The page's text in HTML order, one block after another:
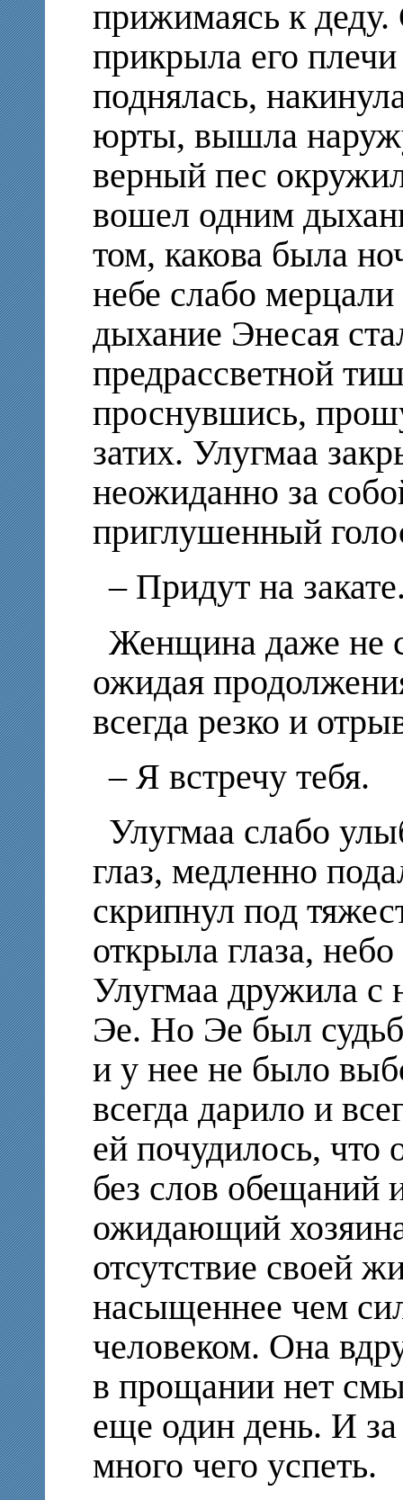
прижимаясь к
прикрыла его
поднялась,
юрты, вышла
верный пес
вошел одним
том, какова была
небе слабо
дыхание Энесая
предрассветной
проснувшись,
затих. Улугмаа
неожиданно за
приглушенный
– Придут на
Женщина даже не
ожидая
всегда резко и
– Я встречу тебя.
Улугмаа слабо
глаз, медленно
скрипнул под
открыла глаза,
Улугмаа дружила с
Эе. Но Эе был
и у нее не было
всегда дарило и
ей почудилось, что
без слов обещаний
ожидающий
отсутствие своей
насыщеннее чем
человеком. Она
в прощании нет
еще один день. И
много чего успеть.